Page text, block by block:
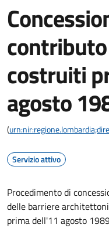
costruiti
agosto
(
Servizio attivo
Procedimento di
delle barriere
prima dell'11 agosto